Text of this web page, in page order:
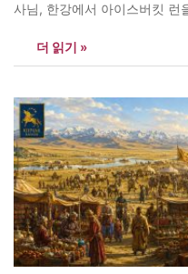
사님, 한강에서 아이스버킷 런
망설임 없이 대답했다. “네, 가
쑥색 옷 입은이)과 하랑이(션
더 읽기 »